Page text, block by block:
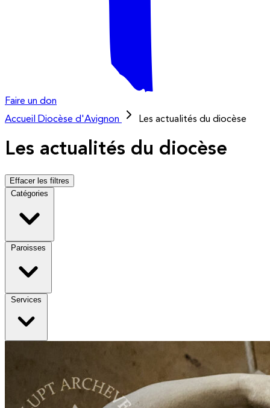
Faire un don
Accueil
Diocèse d'Avignon Les actualités du diocèse
Les actualités du diocèse
Effacer les filtres
Catégories
Paroisses
Services